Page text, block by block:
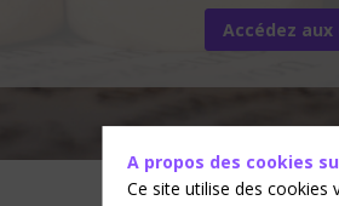
Accédez
A propos des cookies
Ce site utilise des cookies